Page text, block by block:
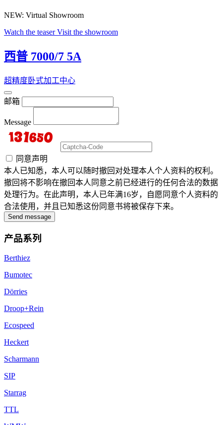
NEW: Virtual Showroom
Watch the teaser Visit the showroom
西普 7000/7 5A
超精度卧式加工中心
邮箱
Message
同意声明
本人已知悉，本人可以随时撤回对处理本人个人资料的权利。
撤回将不影响在撤回本人同意之前已经进行的任何合法的数据
处理行为。在此声明，本人已年满16岁，自愿同意个人资料的
合法使用，并且已知悉这份同意书将被保存下来。
Send message
产品系列
Berthiez
Bumotec
Dörries
Droop+Rein
Ecospeed
Heckert
Scharmann
SIP
Starrag
TTL